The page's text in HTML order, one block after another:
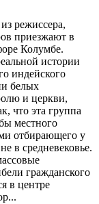
режиссера,
приезжают в
Колумбе.
истории
индейского
белых
и церкви,
что эта группа
местного
отбирающего у
в средневековье.
гражданского
в центре